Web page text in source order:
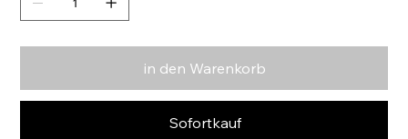
in den Warenkorb
Sofortkauf